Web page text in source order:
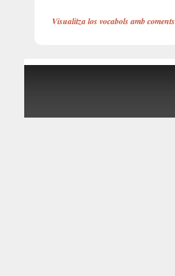
Visualitza los vocabols amb coments